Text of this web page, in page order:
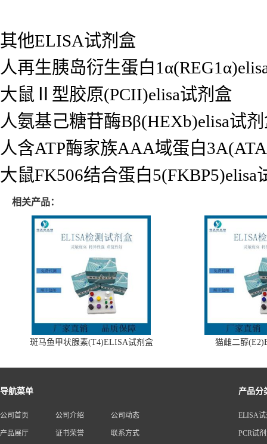
其他ELISA试剂盒
人再生胰岛衍生蛋白
大鼠Ⅱ型胶原(PCII)elisa试剂盒
人氨基己糖苷酶Bβ(HEXb)elisa试
人含ATP酶家族AAA域蛋白
大鼠FK506结合蛋白5(FKBP5)elisa
相关产品：
斑马鱼甲状腺素(T4)ELISA试剂盒 猫雌二醇
导航菜单
公司首页 公司介绍 公司动态
产品展厅 证书荣誉 联系方式
产品分
ELISA
PCR试